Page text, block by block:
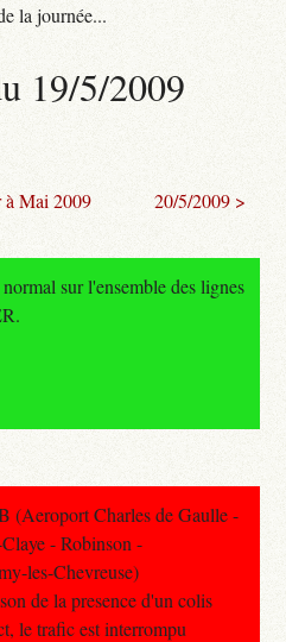
la journée...
19/5/2009
à Mai 2009 20/5/2009 >
sur l'ensemble des lignes
(Aeroport Charles de Gaulle -
- Robinson -
les-Chevreuse)
de la presence d'un colis
le trafic est interrompu